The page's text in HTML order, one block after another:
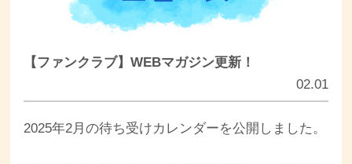
【ファンクラブ】WEBマガジン更新！
02.01
2025年2月の待ち受けカレンダーを公開しました。